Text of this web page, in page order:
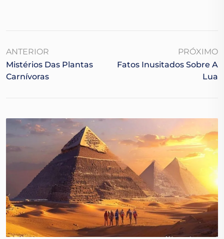
ANTERIOR
Mistérios Das Plantas
Carnívoras
PRÓXIMO
Fatos Inusitados Sobre A
Lua